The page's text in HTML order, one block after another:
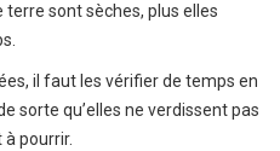
terre sont sèches, plus elles
il faut les vérifier de temps en
sorte qu’elles ne verdissent pas
pourrir.